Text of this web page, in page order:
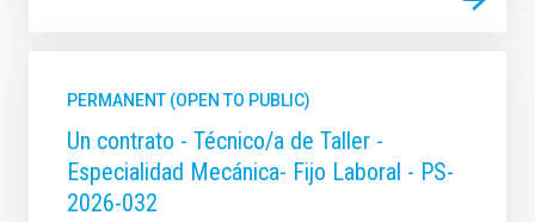
PERMANENT (OPEN TO PUBLIC)
Un contrato - Técnico/a de Taller -
Especialidad Mecánica- Fijo Laboral - PS-
2026-032